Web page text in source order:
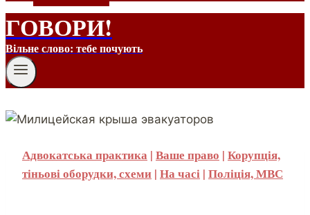
ГОВОРИ!
Вільне слово: тебе почують
Адвокатська практика | Ваше право | Корупція,
тіньові оборудки, схеми | На часі | Поліція, МВС